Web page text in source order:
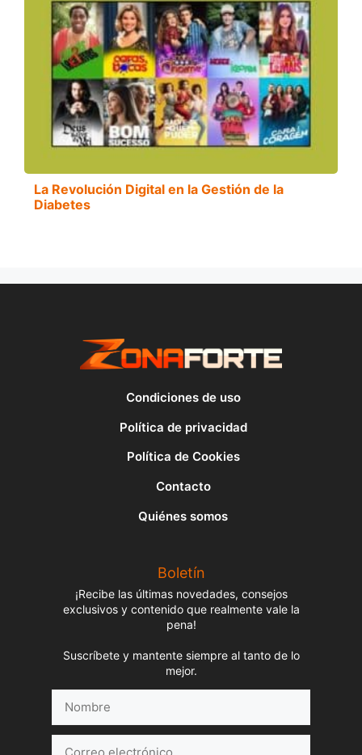
La Revolución Digital en la Gestión de la
Diabetes
Condiciones de uso
Política de privacidad
Política de Cookies
Contacto
Quiénes somos
Boletín
¡Recibe las últimas novedades, consejos
exclusivos y contenido que realmente vale la
pena!
Suscríbete y mantente siempre al tanto de lo
mejor.